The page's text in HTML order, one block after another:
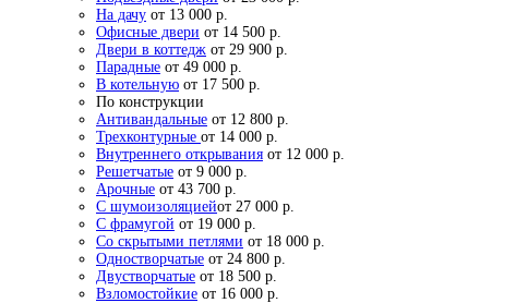
На дачу от 13 000 р.
Офисные двери от 14 500 р.
Двери в коттедж от 29 900 р.
Парадные от 49 000 р.
В котельную от 17 500 р.
По конструкции
Антивандальные от 12 800 р.
Трехконтурные от 14 000 р.
Внутреннего открывания от 12 000 р.
Решетчатые от 9 000 р.
Арочные от 43 700 р.
С шумоизоляциейот 27 000 р.
С фрамугой от 19 000 р.
Со скрытыми петлями от 18 000 р.
Одностворчатые от 24 800 р.
Двустворчатые от 18 500 р.
Взломостойкие от 16 000 р.